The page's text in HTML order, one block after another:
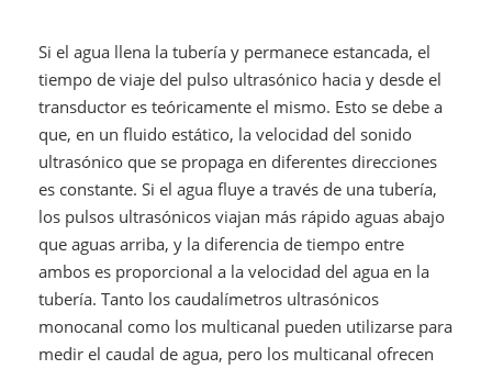
Si el agua llena la tubería y permanece estancada, el
tiempo de viaje del pulso ultrasónico hacia y desde el
transductor es teóricamente el mismo. Esto se debe a
que, en un fluido estático, la velocidad del sonido
ultrasónico que se propaga en diferentes direcciones
es constante. Si el agua fluye a través de una tubería,
los pulsos ultrasónicos viajan más rápido aguas abajo
que aguas arriba, y la diferencia de tiempo entre
ambos es proporcional a la velocidad del agua en la
tubería. Tanto los caudalímetros ultrasónicos
monocanal como los multicanal pueden utilizarse para
medir el caudal de agua, pero los multicanal ofrecen